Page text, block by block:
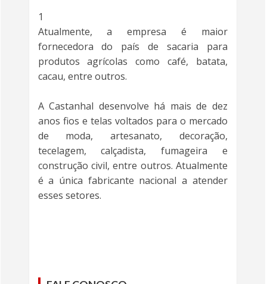
1
Atualmente, a empresa é maior
fornecedora do país de sacaria para
produtos agrícolas como café, batata,
cacau, entre outros.
A Castanhal desenvolve há mais de dez
anos fios e telas voltados para o mercado
de moda, artesanato, decoração,
tecelagem, calçadista, fumageira e
construção civil, entre outros. Atualmente
é a única fabricante nacional a atender
esses setores.